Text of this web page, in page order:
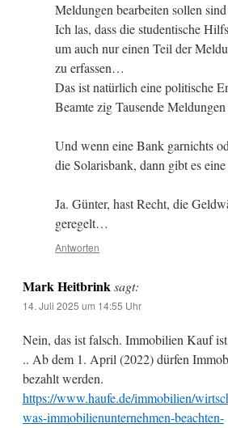
Meldungen bearbeiten sollen
Ich las, dass die studentische
um auch nur einen Teil der
zu erfassen…
Das ist natürlich eine politische
Beamte zig Tausende Meldungen
Und wenn eine Bank garnichts
die Solarisbank, dann gibt es
Ja. Günter, hast Recht, die
geregelt…
Antworten
Mark Heitbrink sagt:
14. Juli 2025 um 14:55 Uhr
Nein, das ist falsch. Immobilien Kauf
.. Ab dem 1. April (2022) dürfen
bezahlt werden.
https://www.haufe.de/immobilien/
was-immobilienunternehmen-beachten-